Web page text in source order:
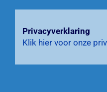
Privacyverklaring
Klik hier voor onze